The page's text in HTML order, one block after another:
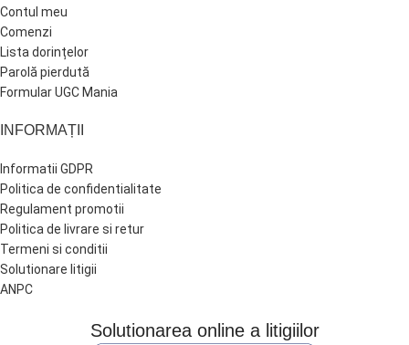
Contul meu
Comenzi
Lista dorințelor
Parolă pierdută
Formular UGC Mania
INFORMAȚII
Informatii GDPR
Politica de confidentialitate
Regulament promotii
Politica de livrare si retur
Termeni si conditii
Solutionare litigii
ANPC
Solutionarea online a litigiilor